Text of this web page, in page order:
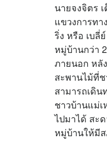
นายจงจิตร
แขวงการท
ริ่ง หรือ เบลี่
หมู่บ้านกว่า
ภายนอก หลั
สะพานไม้ที่
สามารถเดิ
ชาวบ้านแม่
ไปมาได้ สะ
หมู่บ้านให้มี